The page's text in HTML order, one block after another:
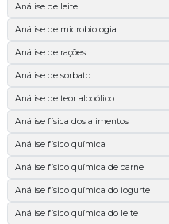
Análise de leite
Análise de microbiologia
Análise de rações
Análise de sorbato
Análise de teor alcoólico
Análise física dos alimentos
Análise físico química
Análise físico química de carne
Análise físico química do iogurte
Análise físico química do leite